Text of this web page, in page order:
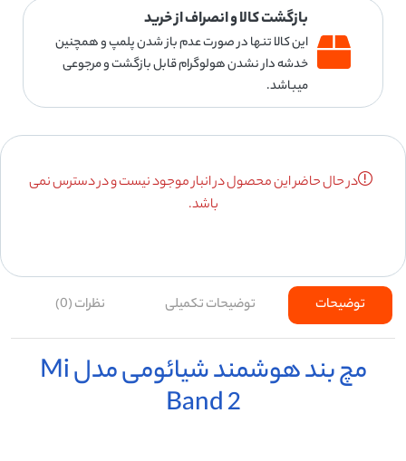
بازگشت کالا و انصراف از خرید
این کالا تنها در صورت عدم باز شدن پلمپ و همچنین
خدشه دار نشدن هولوگرام قابل بازگشت و مرجوعی
میباشد.
در حال حاضر این محصول در انبار موجود نیست و در دسترس نمی
باشد.
توضیحات توضیحات تکمیلی نظرات (0)
مچ بند هوشمند شیائومی مدل Mi
Band 2